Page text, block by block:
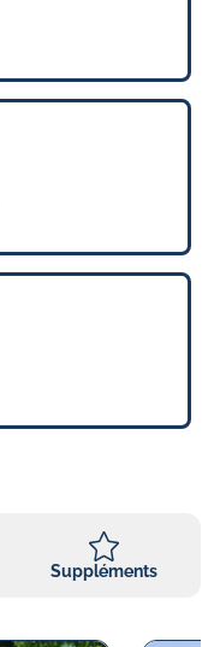
Suppléments